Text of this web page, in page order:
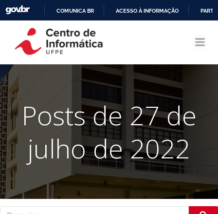
CONTEÚDO
COMUNICA BR ACESSO À INFORMAÇÃO
Posts de 27 de
julho de 2022